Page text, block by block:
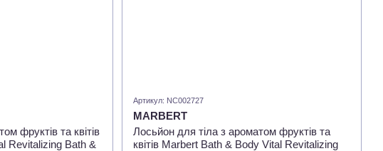
фруктів та квітів
Revitalizing Bath &
Артикул: NC002727
MARBERT
Лосьйон для тіла з ароматом фруктів та
квітів Marbert Bath & Body Vital Revitalizing